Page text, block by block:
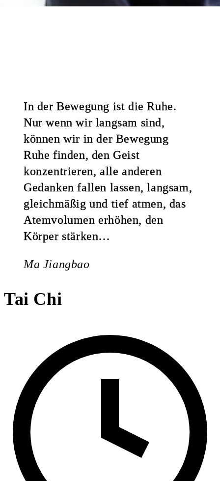
In der Bewegung ist die Ruhe.
Nur wenn wir langsam sind,
können wir in der Bewegung
Ruhe finden, den Geist
konzentrieren, alle anderen
Gedanken fallen lassen, langsam,
gleichmäßig und tief atmen, das
Atemvolumen erhöhen, den
Körper stärken…
Ma Jiangbao
Tai Chi